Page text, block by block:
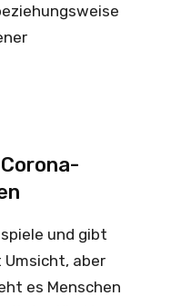
und gibt
aber
es Menschen